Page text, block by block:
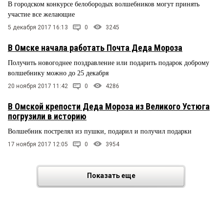
В городском конкурсе белобородых волшебников могут принять
участие все желающие
5 декабря 2017 16:13 0 3245
В Омске начала работать Почта Деда Мороза
Получить новогоднее поздравление или подарить подарок доброму
волшебнику можно до 25 декабря
20 ноября 2017 11:42 0 4286
В Омской крепости Деда Мороза из Великого Устюга
погрузили в историю
Волшебник пострелял из пушки, подарил и получил подарки
17 ноября 2017 12:05 0 3954
Показать еще